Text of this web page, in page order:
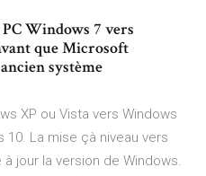
Windows 7 vers
que Microsoft
système
XP ou Vista vers Windows
10. La mise çà niveau vers
jour la version de Windows.